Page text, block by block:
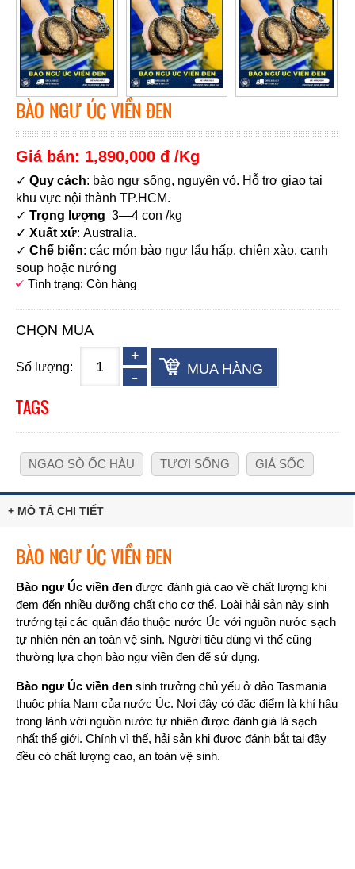
BÀO NGƯ ÚC VIỀN ĐEN
Giá bán: 1,890,000 đ /Kg
✓ Quy cách: bào ngư sống, nguyên vỏ. Hỗ trợ giao tại
khu vực nội thành TP.HCM.
✓ Trọng lượng 3—4 con /kg
✓ Xuất xứ: Australia.
✓ Chế biến: các món bào ngư lẩu hấp, chiên xào, canh
soup hoặc nướng
Tình trạng: Còn hàng
CHỌN MUA
Số lượng: MUA HÀNG
TAGS
NGAO SÒ ỐC HÀU TƯƠI SỐNG GIÁ SỐC
+ MÔ TẢ CHI TIẾT
BÀO NGƯ ÚC VIỀN ĐEN
Bào ngư Úc viền đen được đánh giá cao về chất lượng khi
đem đến nhiều dưỡng chất cho cơ thể. Loài hải sản này sinh
trưởng tại các quần đảo thuộc nước Úc với nguồn nước sạch
tự nhiên nên an toàn vệ sinh. Người tiêu dùng vì thế cũng
thường lựa chọn bào ngư viền đen để sử dụng.
Bào ngư Úc viền đen sinh trưởng chủ yếu ở đảo Tasmania
thuộc phía Nam của nước Úc. Nơi đây có đặc điểm là khí hậu
trong lành với nguồn nước tự nhiên được đánh giá là sạch
nhất thế giới. Chính vì thế, hải sản khi được đánh bắt tại đây
đều có chất lượng cao, an toàn vệ sinh.